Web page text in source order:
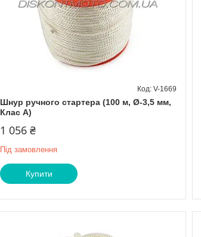
Шнур ручного стартера (100 м, Ø-3,5 мм,
Клас А)
V-1669
1 056 ₴
Під замовлення
Купити